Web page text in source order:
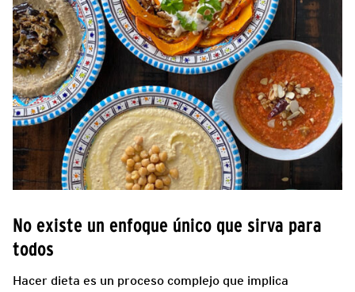
No existe un enfoque único que sirva para
todos
Hacer dieta es un proceso complejo que implica